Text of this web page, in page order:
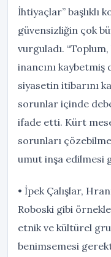
İhtiyaçlar” başlıklı
güvensizliğin çok
vurguladı.
inancını kaybetmiş
siyasetin itibarını
sorunlar içinde
ifade etti. Kürt
sorunları
umut inşa edilmesi
• İpek Çalışlar,
Roboski gibi
etnik ve kültürel
benimsemesi